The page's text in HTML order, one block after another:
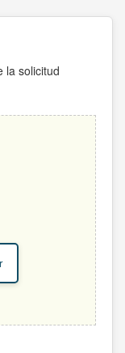
la solicitud